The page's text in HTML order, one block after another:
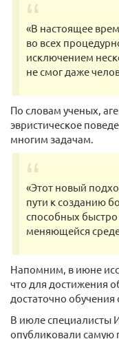
«В настоящее
во всех
исключением
не смог даже
По словам ученых,
эвристическое
многим задачам.
«Этот новый
пути к созданию
способных быстро
меняющейся
Напомним, в июне
что для достижения
достаточно
В июле специалисты
опубликовали самую